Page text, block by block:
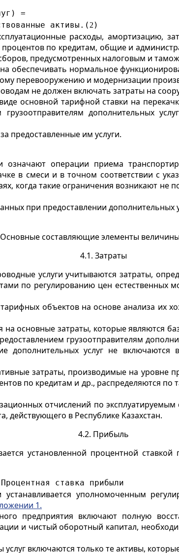
=
активы.( 2 )
расходы, амортизацию,
по кредитам, общие и
предусмотренных налоговым и
обеспечивать нормальное
перевооружению и модернизации
не должен включать затраты на
основной тарифной ставки на
дополнительных
предоставленные им услуги.
означают операции приема
в смеси и в точном соответствии с
когда такие ограничения возникают
при предоставлении дополнительных
составляющие элементы
4.1. Затраты
услуги учитываются затраты,
по регулированию цен
объектов на основе анализа их
на основные затраты, которые являются
грузоотправителям
дополнительных услуг не
затраты, производимые на уровне
по кредитам и др., распределяются
отчислений по
действующего в Республике Казахстан.
4.2. Прибыль
установленной процентной
ставка прибыли
уполномоченным
1.
предприятия включают полную
и чистый оборотный капитал,
включаются только те активы,